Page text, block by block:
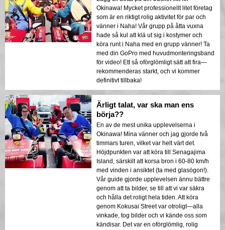
Okinawa! Mycket professionellt litet företag
som är en riktigt rolig aktivitet för par och
vänner i Naha! Vår grupp på åtta vuxna
hade så kul att klä ut sig i kostymer och
köra runt i Naha med en grupp vänner! Ta
med din GoPro med huvudmonteringsband
för video! Ett så oförglömligt sätt att fira—
rekommenderas starkt, och vi kommer
definitivt tillbaka!
Ärligt talat, var ska man ens
börja??
En av de mest unika upplevelserna i
Okinawa! Mina vänner och jag gjorde två
timmars turen, vilket var helt värt det.
Höjdpunkten var att köra till Senagajima
Island, särskilt att korsa bron i 60-80 km/h
med vinden i ansiktet (ta med glasögon!).
Vår guide gjorde upplevelsen ännu bättre
genom att ta bilder, se till att vi var säkra
och hålla det roligt hela tiden. Att köra
genom Kokusai Street var otroligt—alla
vinkade, tog bilder och vi kände oss som
kändisar. Det var en oförglömlig, rolig